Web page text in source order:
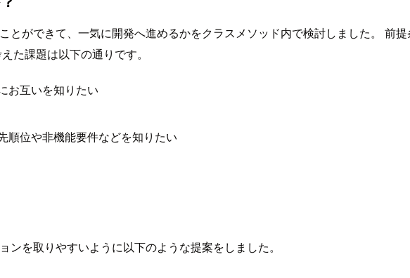
とができて、一気に開発へ進めるかをクラスメソッド内で検討しました。 前
た課題は以下の通りです。
お互いを知りたい
順位や非機能要件などを知りたい
ンを取りやすいように以下のような提案をしました。